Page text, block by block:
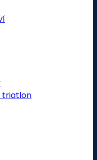
triatlon